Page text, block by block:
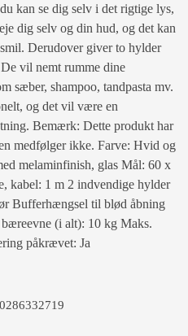
kan se dig selv i det rigtige lys,
dig selv og din hud, og det kan
Derudover giver to hylder
vil nemt rumme dine
sæber, shampoo, tandpasta mv.
og det vil være en
Bemærk: Dette produkt har
medfølger ikke. Farve: Hvid og
melaminfinish, glas Mål: 60 x
kabel: 1 m 2 indvendige hylder
Bufferhængsel til blød åbning
(i alt): 10 kg Maks.
påkrævet: Ja